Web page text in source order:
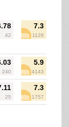
42
7.3
1126
240
5.9
4143
25
7.3
1757